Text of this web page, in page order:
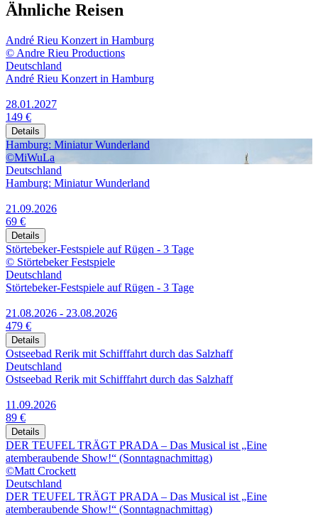
Ähnliche Reisen
André Rieu Konzert in Hamburg
© Andre Rieu Productions
Deutschland
André Rieu Konzert in Hamburg
28.01.2027
149 €
Details
Hamburg: Miniatur Wunderland
©MiWuLa
Deutschland
Hamburg: Miniatur Wunderland
21.09.2026
69 €
Details
Störtebeker-Festspiele auf Rügen - 3 Tage
© Störtebeker Festspiele
Deutschland
Störtebeker-Festspiele auf Rügen - 3 Tage
21.08.2026 - 23.08.2026
479 €
Details
Ostseebad Rerik mit Schifffahrt durch das Salzhaff
Deutschland
Ostseebad Rerik mit Schifffahrt durch das Salzhaff
11.09.2026
89 €
Details
DER TEUFEL TRÄGT PRADA – Das Musical ist „Eine
atemberaubende Show!“ (Sonntagnachmittag)
©Matt Crockett
Deutschland
DER TEUFEL TRÄGT PRADA – Das Musical ist „Eine
atemberaubende Show!“ (Sonntagnachmittag)